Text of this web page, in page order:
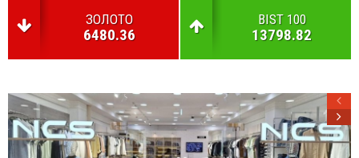
ЗОЛОТО
6480.36
BIST 100
13798.82